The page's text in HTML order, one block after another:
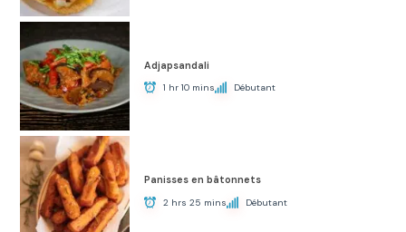
Adjapsandali
1 hr 10 mins Débutant
Panisses en bâtonnets
2 hrs 25 mins Débutant